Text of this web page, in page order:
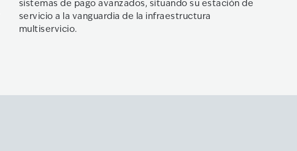
sistemas de pago avanzados, situando su estación de
servicio a la vanguardia de la infraestructura
multiservicio.